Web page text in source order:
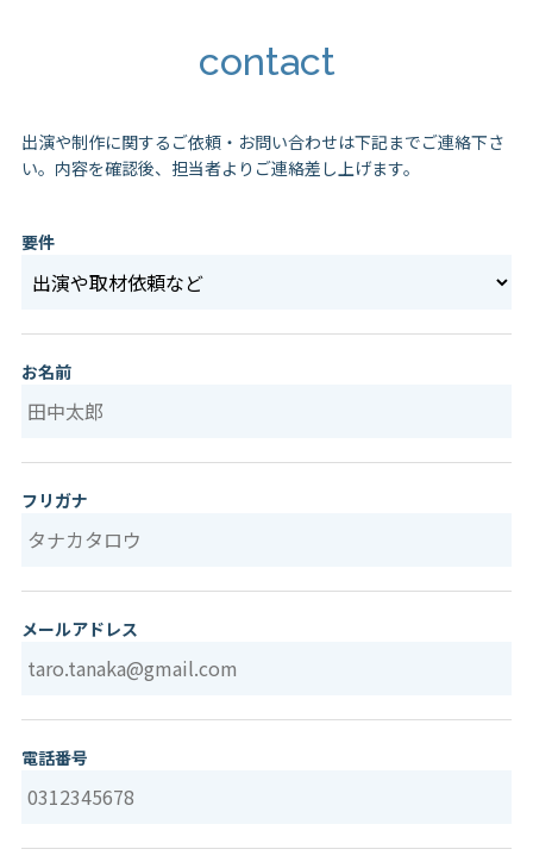
contact
出演や制作に関するご依頼・お問い合わせは下記までご連絡下さ
い。 内容を確認後、担当者よりご連絡差し上げます。
要件
お名前
フリガナ
メールアドレス
電話番号